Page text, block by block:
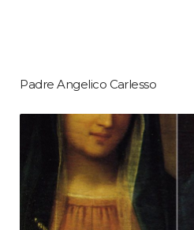
Padre Angelico Carlesso